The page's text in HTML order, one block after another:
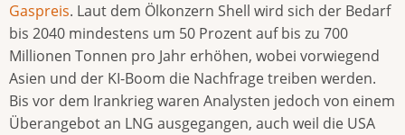
Gaspreis. Laut dem Ölkonzern Shell wird sich der Bedarf
bis 2040 mindestens um 50 Prozent auf bis zu 700
Millionen Tonnen pro Jahr erhöhen, wobei vorwiegend
Asien und der KI-Boom die Nachfrage treiben werden.
Bis vor dem Irankrieg waren Analysten jedoch von einem
Überangebot an LNG ausgegangen, auch weil die USA